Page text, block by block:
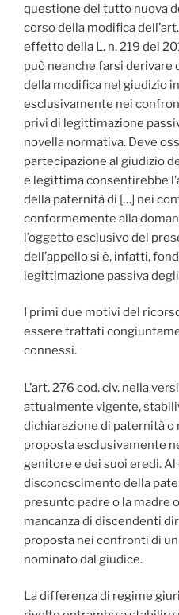
questione del tutto nuova
corso della modifica
effetto della L. n. 219 del
può neanche farsi derivare
della modifica nel giudizio
esclusivamente nei
privi di legittimazione
novella normativa. Deve
partecipazione al giudizio
e legittima consentirebbe
della paternità di […] nei
conformemente alla
l’oggetto esclusivo del
dell’appello si è, infatti,
legittimazione passiva
I primi due motivi del
essere trattati
connessi.
L’art. 276 cod. civ. nella
attualmente vigente,
dichiarazione di paternità
proposta esclusivamente
genitore e dei suoi eredi. Al
disconoscimento della
presunto padre o la madre
mancanza di discendenti
proposta nei confronti di
nominato dal giudice.
La differenza di regime